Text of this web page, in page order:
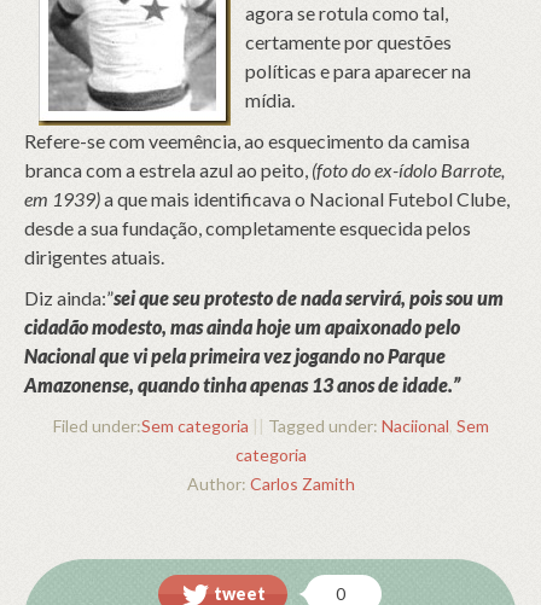
agora se rotula como tal,
certamente por questões
políticas e para aparecer na
mídia.
Refere-se com veemência, ao esquecimento da camisa
branca com a estrela azul ao peito, (foto do ex-ídolo Barrote,
em 1939)a que mais identificava o Nacional Futebol Clube,
desde a sua fundação, completamente esquecida pelos
dirigentes atuais.
Diz ainda:”sei que seu protesto de nada servirá, pois sou um
cidadão modesto, mas ainda hoje um apaixonado pelo
Nacional que vi pela primeira vez jogando no Parque
Amazonense, quando tinha apenas 13 anos de idade.”
Filed under:Sem categoria || Tagged under: Naciional, Sem
categoria
Author: Carlos Zamith
tweet 0